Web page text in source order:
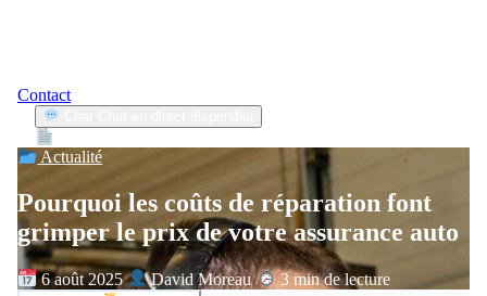
Contact
Actualité
Pourquoi les coûts de réparation font
grimper le prix de votre assurance auto
6 août 2025 David Moreau 3 min de lecture